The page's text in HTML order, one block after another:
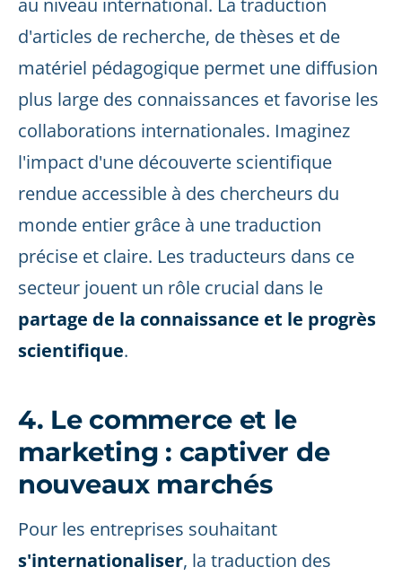
au niveau international. La traduction
d'articles de recherche, de thèses et de
matériel pédagogique permet une diffusion
plus large des connaissances et favorise les
collaborations internationales. Imaginez
l'impact d'une découverte scientifique
rendue accessible à des chercheurs du
monde entier grâce à une traduction
précise et claire. Les traducteurs dans ce
secteur jouent un rôle crucial dans le
partage de la connaissance et le progrès
scientifique.
4. Le commerce et le
marketing : captiver de
nouveaux marchés
Pour les entreprises souhaitant
s'internationaliser, la traduction des